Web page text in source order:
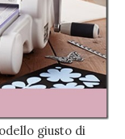
giusto di